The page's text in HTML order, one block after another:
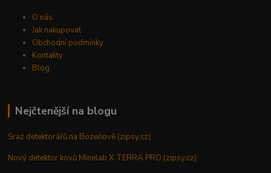
O nás
Jak nakupovat
Obchodní podmínky
Kontakty
Blog
Nejčtenější na blogu
Sraz detektorářů na Bozeňově (zipsy.cz)
Nový detektor kovů Minelab X TERRA PRO (zipsy.cz)